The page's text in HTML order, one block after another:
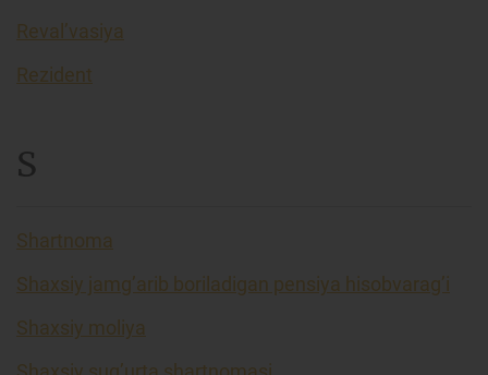
Reval’vasiya
Rezident
S
Shartnoma
Shaxsiy jamg’arib boriladigan pensiya hisobvarag’i
Shaxsiy moliya